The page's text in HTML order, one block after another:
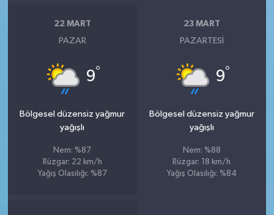
22 MART
PAZAR
9°
Bölgesel düzensiz yağmur
yağışlı
Nem: %87
Rüzgar: 22 km/h
Yağış Olasılığı: %87
23 MART
PAZARTESI
9°
Bölgesel düzensiz yağmur
yağışlı
Nem: %88
Rüzgar: 18 km/h
Yağış Olasılığı: %84